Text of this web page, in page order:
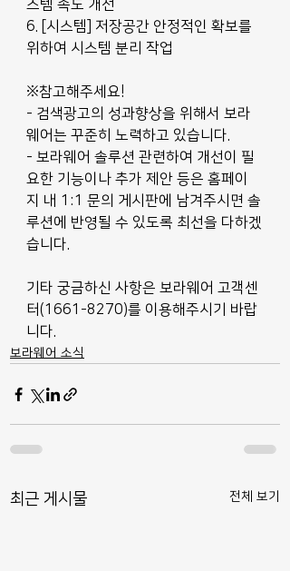
스템 속도 개선
6. [시스템] 저장공간 안정적인 확보를
위하여 시스템 분리 작업
※참고해주세요!
- 검색광고의 성과향상을 위해서 보라
웨어는 꾸준히 노력하고 있습니다.
- 보라웨어 솔루션 관련하여 개선이 필
요한 기능이나 추가 제안 등은 홈페이
지 내 1:1 문의 게시판에 남겨주시면 솔
루션에 반영될 수 있도록 최선을 다하겠
습니다.
기타 궁금하신 사항은 보라웨어 고객센
터(1661-8270)를 이용해주시기 바랍
니다.
보라웨어 소식
최근 게시물 전체 보기